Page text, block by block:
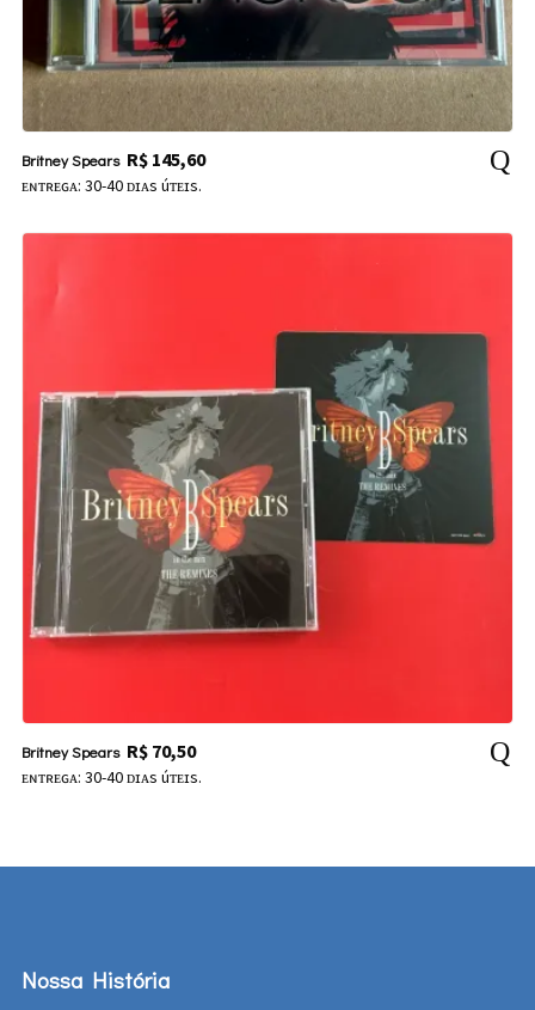
Britney Spears R$145,60
ᴇɴᴛʀᴇɢᴀ: 30-40 ᴅɪᴀs úᴛᴇɪs.
Britney Spears R$70,50
ᴇɴᴛʀᴇɢᴀ: 30-40 ᴅɪᴀs úᴛᴇɪs.
Nossa História